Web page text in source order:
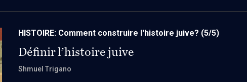
HISTOIRE: Comment construire l'histoire juive? (5/5)
Définir l’histoire juive
Shmuel Trigano